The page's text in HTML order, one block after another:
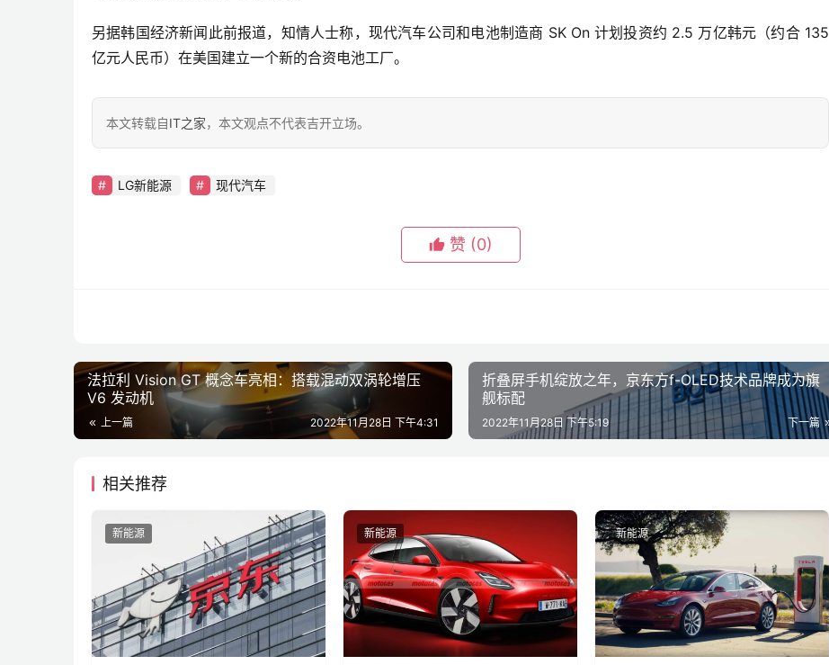
另据韩国经济新闻此前报道，知情人士称，现代汽车公司和电池制造商 SK On 计划投资约 2.5 万亿韩元（约合 135
亿元人民币）在美国建立一个新的合资电池工厂。
本文转载自IT之家，本文观点不代表吉开立场。
LG新能源 现代汽车
赞 (0)
法拉利 Vision GT 概念车亮相：搭载混动双涡轮增压
V6 发动机
上一篇 2022年11月28日 下午4:31
折叠屏手机绽放之年，京东方f-OLED技术品牌成为旗
舰标配
下一篇
2022年11月28日 下午5:19
相关推荐
新能源 新能源 新能源